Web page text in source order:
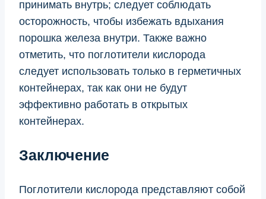
принимать внутрь; следует соблюдать
осторожность, чтобы избежать вдыхания
порошка железа внутри. Также важно
отметить, что поглотители кислорода
следует использовать только в герметичных
контейнерах, так как они не будут
эффективно работать в открытых
контейнерах.
Заключение
Поглотители кислорода представляют собой